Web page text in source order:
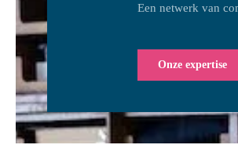
Een netwerk van
Onze expertise